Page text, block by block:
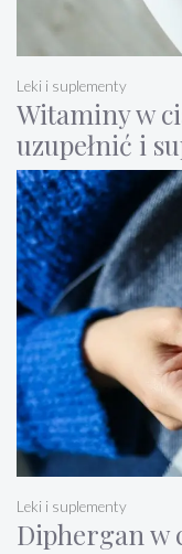
Witaminy w
uzupełnić i
Leki i suplementy
Diphergan w
Leki i suplementy